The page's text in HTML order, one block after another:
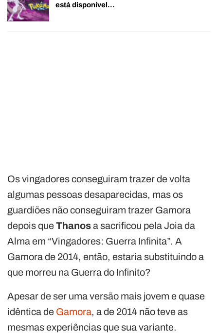
está disponível…
Os vingadores conseguiram trazer de volta
algumas pessoas desaparecidas, mas os
guardiões não conseguiram trazer Gamora
depois queThanosa sacrificou pela Joia da
Alma em “Vingadores: Guerra Infinita”. A
Gamora de 2014, então, estaria substituindo a
que morreu na Guerra do Infinito?
Apesar de ser uma versão mais jovem e quase
idêntica de Gamora, a de 2014 não teve as
mesmas experiências que sua variante.